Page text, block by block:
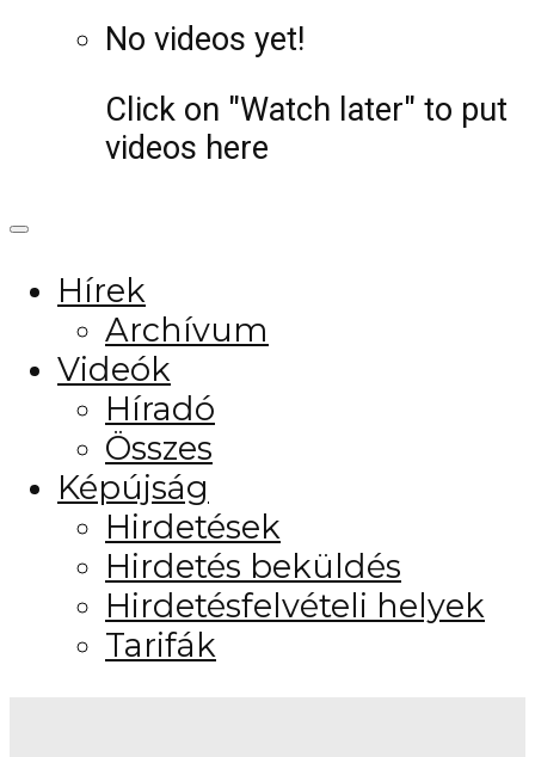
No videos yet!
Click on "Watch later" to put
videos here
Hírek
Archívum
Videók
Híradó
Összes
Képújság
Hirdetések
Hirdetés beküldés
Hirdetésfelvételi helyek
Tarifák